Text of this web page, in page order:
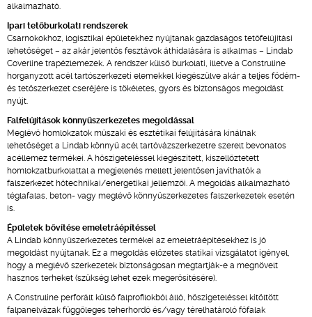
alkalmazható.
Ipari tetőburkolati rendszerek
Csarnokokhoz, logisztikai épületekhez nyújtanak gazdaságos tetőfelújítási
lehetőséget – az akár jelentős fesztávok áthidalására is alkalmas – Lindab
Coverline trapézlemezek. A rendszer külső burkolati, illetve a Construline
horganyzott acél tartószerkezeti elemekkel kiegészülve akár a teljes födém-
és tetőszerkezet cseréjére is tökéletes, gyors és biztonságos megoldást
nyújt.
Falfelújítások könnyűszerkezetes megoldással
Meglévő homlokzatok műszaki és esztétikai felújítására kínálnak
lehetőséget a Lindab könnyű acél tartóvázszerkezetre szerelt bevonatos
acéllemez termékei. A hőszigeteléssel kiegészített, kiszellőztetett
homlokzatburkolattal a megjelenés mellett jelentősen javíthatók a
falszerkezet hőtechnikai/energetikai jellemzői. A megoldás alkalmazható
téglafalas, beton- vagy meglévő könnyűszerkezetes falszerkezetek esetén
is.
Épületek bővítése emeletráépítéssel
A Lindab könnyűszerkezetes termékei az emeletráépítésekhez is jó
megoldást nyújtanak. Ez a megoldás előzetes statikai vizsgálatot igényel,
hogy a meglévő szerkezetek biztonságosan megtartják-e a megnövelt
hasznos terheket (szükség lehet ezek megerősítésére).
A Construline perforált külső falprofilokból álló, hőszigeteléssel kitöltött
falpanelvázak függőleges teherhordó és/vagy térelhatároló főfalak